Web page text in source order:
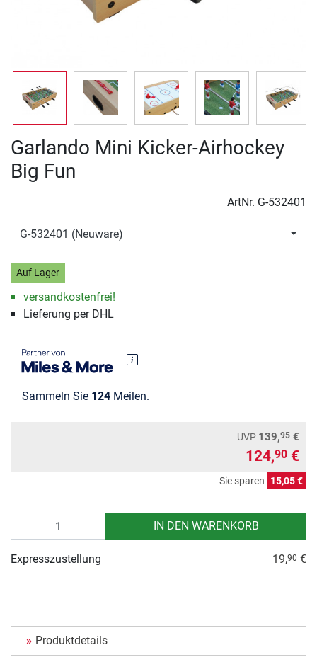
Garlando Mini Kicker-Airhockey
Big Fun
ArtNr. G-532401
G-532401 (Neuware)
Auf Lager
versandkostenfrei!
Lieferung per DHL
Sammeln Sie 124 Meilen.
UVP 139,95 €
124,90 €
Sie sparen 15,05 €
IN DEN WARENKORB
Expresszustellung 19,90 €
Produktdetails